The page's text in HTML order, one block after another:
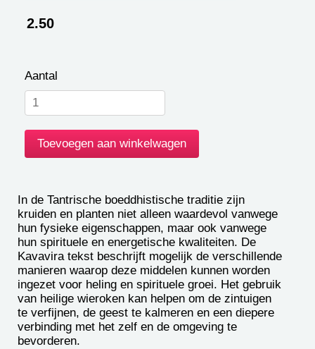
2.50
Aantal
In de Tantrische boeddhistische traditie zijn
kruiden en planten niet alleen waardevol vanwege
hun fysieke eigenschappen, maar ook vanwege
hun spirituele en energetische kwaliteiten. De
Kavavira tekst beschrijft mogelijk de verschillende
manieren waarop deze middelen kunnen worden
ingezet voor heling en spirituele groei. Het gebruik
van heilige wieroken kan helpen om de zintuigen
te verfijnen, de geest te kalmeren en een diepere
verbinding met het zelf en de omgeving te
bevorderen.